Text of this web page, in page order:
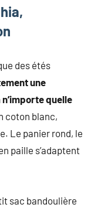
des étés
une
quelle
coton blanc,
Le panier rond, le
paille s’adaptent
sac bandoulière